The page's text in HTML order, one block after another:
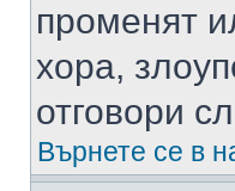
променят
хора,
отговори
Върнете се в